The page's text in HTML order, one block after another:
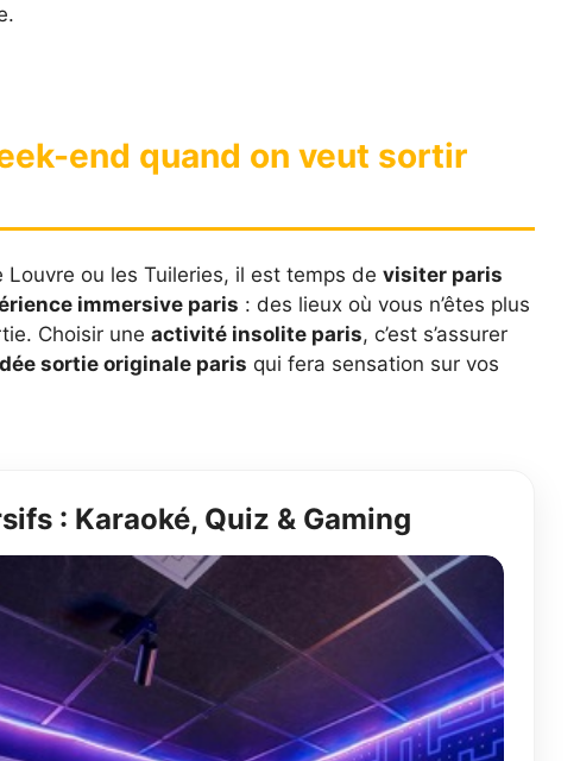
end quand on veut sortir
ou les Tuileries, il est temps de visiter paris
immersive paris : des lieux où vous n’êtes plus
Choisir une activité insolite paris, c’est s’assurer
sortie originale paris qui fera sensation sur vos
: Karaoké, Quiz & Gaming